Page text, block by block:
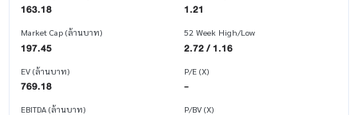
163.18
Market Cap (ล้านบาท)
197.45
EV (ล้านบาท)
769.18
EBITDA (ล้านบาท)
1.21
52 Week High/Low
2.72 / 1.16
P/E (X)
-
P/BV (X)